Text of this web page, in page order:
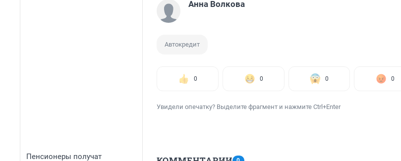
Пенсионеры получат
Анна Волкова
Автокредит
0 0 0 0
Увидели опечатку? Выделите фрагмент и нажмите Ctrl+Enter